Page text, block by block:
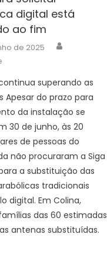
digital está
ao fim
de 2025
superando as
Apesar do prazo para
da instalação se
30 de junho, às 20
de pessoas do
não procuraram a Siga
a substituição das
tradicionais
digital. Em Colina,
das 60 estimadas
antenas substituídas.